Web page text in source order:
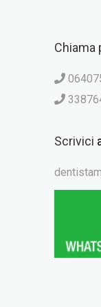
Chiama
Scrivici